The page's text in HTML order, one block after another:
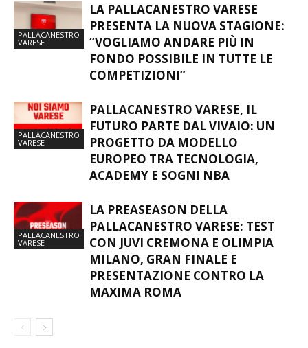
PALLACANESTRO
VARESE
LA PALLACANESTRO VARESE
PRESENTA LA NUOVA STAGIONE:
“VOGLIAMO ANDARE PIÙ IN
FONDO POSSIBILE IN TUTTE LE
COMPETIZIONI”
PALLACANESTRO
VARESE
PALLACANESTRO VARESE, IL
FUTURO PARTE DAL VIVAIO: UN
PROGETTO DA MODELLO
EUROPEO TRA TECNOLOGIA,
ACADEMY E SOGNI NBA
PALLACANESTRO
VARESE
LA PREASEASON DELLA
PALLACANESTRO VARESE: TEST
CON JUVI CREMONA E OLIMPIA
MILANO, GRAN FINALE E
PRESENTAZIONE CONTRO LA
MAXIMA ROMA